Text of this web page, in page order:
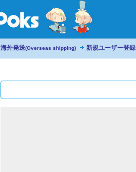
海外発送(Overseas shipping) 新規ユーザー登録